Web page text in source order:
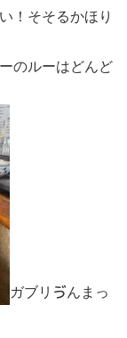
！そそるかほり
のルーはどんど
ガブリゔんまっ